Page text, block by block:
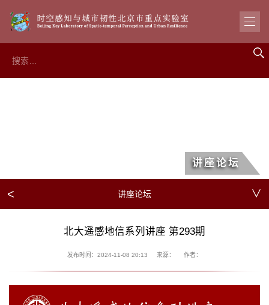
讲座论坛
< 讲座论坛 ∨
北大遥感地信系列讲座 第293期
发布时间：2024-11-08 20:13 来源： 作者：